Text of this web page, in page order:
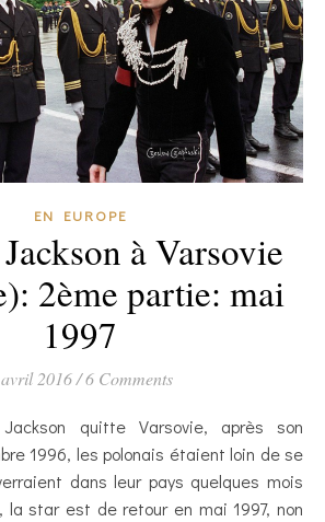
EN EUROPE
à Varsovie
2ème partie: mai
1997
2016 / 6 Comments
1996, les polonais étaient loin de se
dans leur pays quelques mois
star est de retour en mai 1997, non